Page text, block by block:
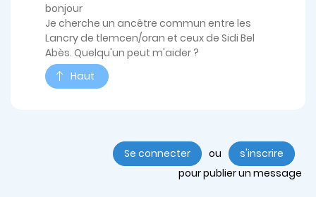
bonjour
Je cherche un ancêtre commun entre les
Lancry de tlemcen/oran et ceux de Sidi Bel
Abès. Quelqu'un peut m'aider ?
Haut
Se connecter ou
s'inscrire
pour publier un message